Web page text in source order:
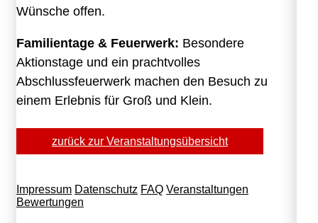
Wünsche offen.
Familientage & Feuerwerk: Besondere
Aktionstage und ein prachtvolles
Abschlussfeuerwerk machen den Besuch zu
einem Erlebnis für Groß und Klein.
zurück zur Veranstaltungsübersicht
Impressum Datenschutz FAQ Veranstaltungen
Bewertungen